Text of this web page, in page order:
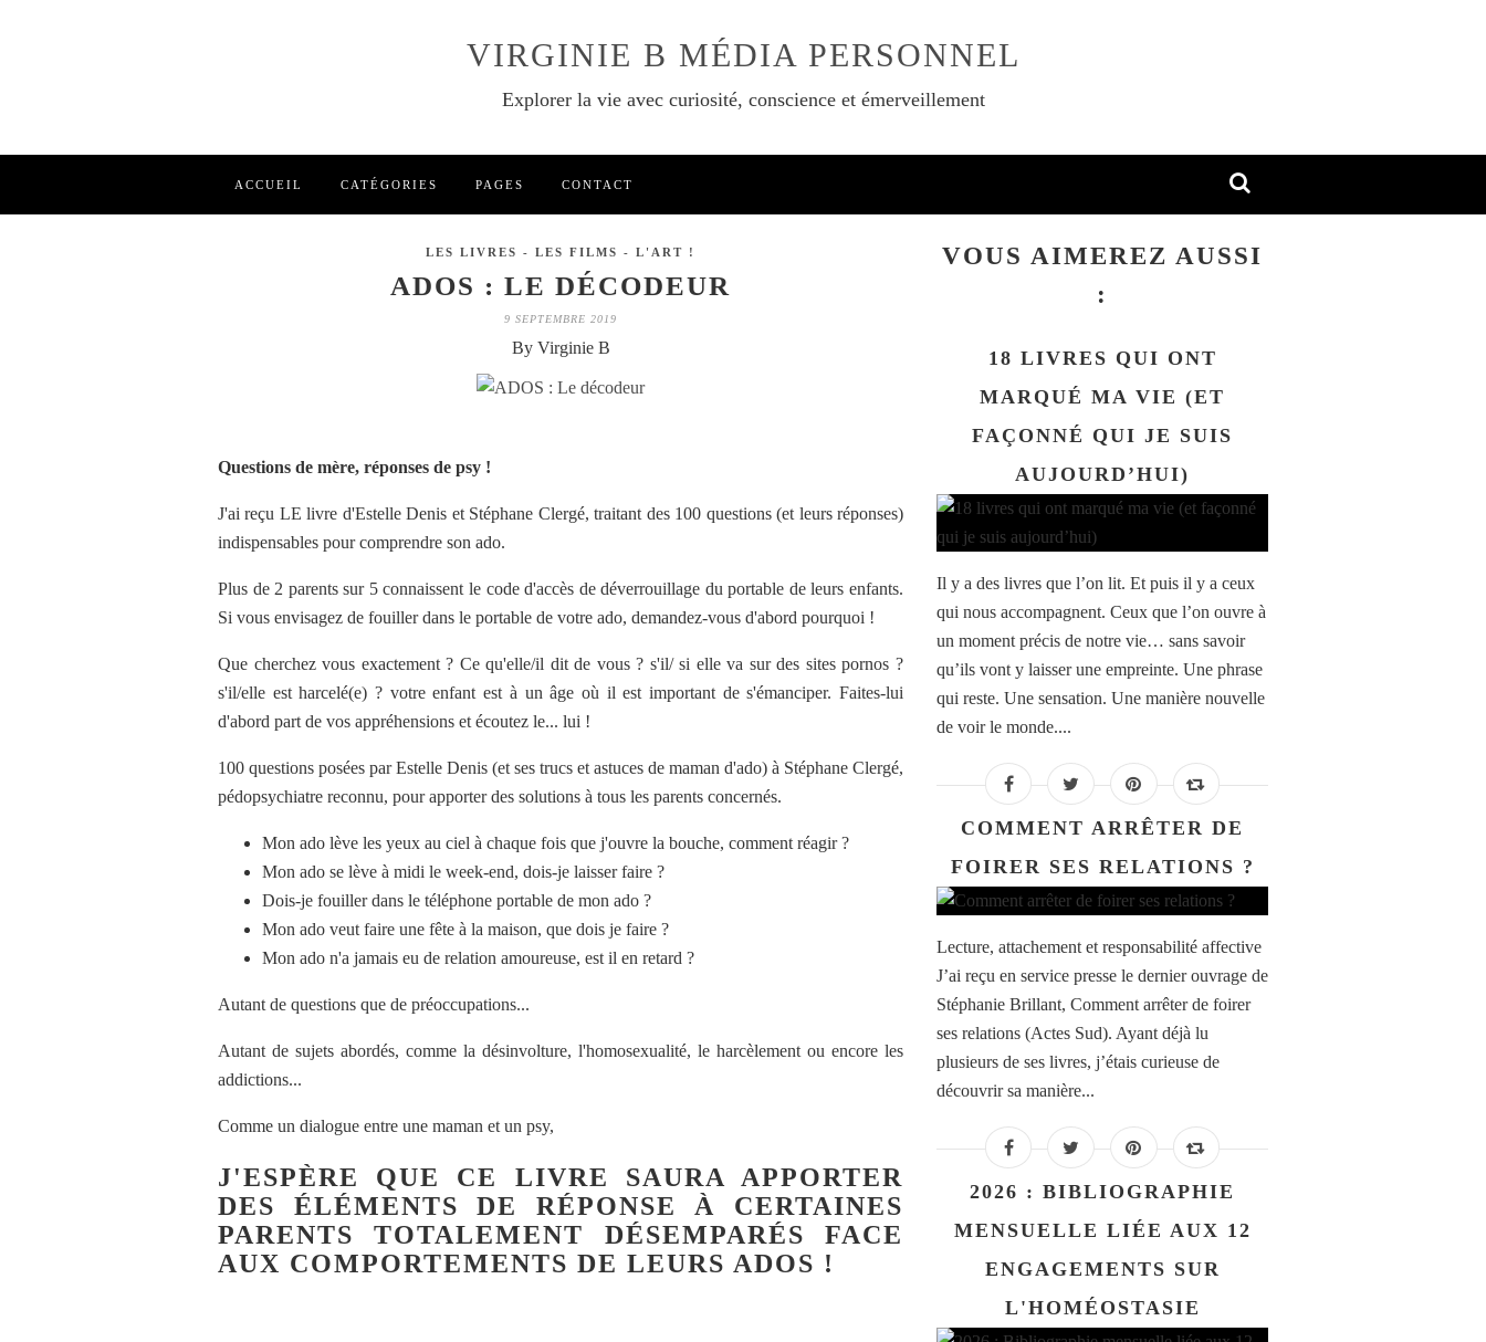
VIRGINIE B MÉDIA PERSONNEL
Explorer la vie avec curiosité, conscience et émerveillement
ACCUEIL CATÉGORIES PAGES CONTACT
LES LIVRES - LES FILMS - L'ART !
ADOS : LE DÉCODEUR
9 SEPTEMBRE 2019
By Virginie B
Questions de mère, réponses de psy !
J'ai reçu LE livre d'Estelle Denis et Stéphane Clergé, traitant des 100 questions (et leurs réponses)
indispensables pour comprendre son ado.
Plus de 2 parents sur 5 connaissent le code d'accès de déverrouillage du portable de leurs enfants.
Si vous envisagez de fouiller dans le portable de votre ado, demandez-vous d'abord pourquoi !
Que cherchez vous exactement ? Ce qu'elle/il dit de vous ? s'il/ si elle va sur des sites pornos ?
s'il/elle est harcelé(e) ? votre enfant est à un âge où il est important de s'émanciper. Faites-lui
d'abord part de vos appréhensions et écoutez le... lui !
100 questions posées par Estelle Denis (et ses trucs et astuces de maman d'ado) à Stéphane Clergé,
pédopsychiatre reconnu, pour apporter des solutions à tous les parents concernés.
Mon ado lève les yeux au ciel à chaque fois que j'ouvre la bouche, comment réagir ?
Mon ado se lève à midi le week-end, dois-je laisser faire ?
Dois-je fouiller dans le téléphone portable de mon ado ?
Mon ado veut faire une fête à la maison, que dois je faire ?
Mon ado n'a jamais eu de relation amoureuse, est il en retard ?
Autant de questions que de préoccupations...
Autant de sujets abordés, comme la désinvolture, l'homosexualité, le harcèlement ou encore les
addictions...
Comme un dialogue entre une maman et un psy,
J'ESPÈRE QUE CE LIVRE SAURA APPORTER
DES ÉLÉMENTS DE RÉPONSE À CERTAINES
PARENTS TOTALEMENT DÉSEMPARÉS FACE
AUX COMPORTEMENTS DE LEURS ADOS !
VOUS AIMEREZ AUSSI
:
18 LIVRES QUI ONT
MARQUÉ MA VIE (ET
FAÇONNÉ QUI JE SUIS
AUJOURD’HUI)
Il y a des livres que l’on lit. Et puis il y a ceux
qui nous accompagnent. Ceux que l’on ouvre à
un moment précis de notre vie… sans savoir
qu’ils vont y laisser une empreinte. Une phrase
qui reste. Une sensation. Une manière nouvelle
de voir le monde....
COMMENT ARRÊTER DE
FOIRER SES RELATIONS ?
Lecture, attachement et responsabilité affective
J’ai reçu en service presse le dernier ouvrage de
Stéphanie Brillant, Comment arrêter de foirer
ses relations (Actes Sud). Ayant déjà lu
plusieurs de ses livres, j’étais curieuse de
découvrir sa manière...
2026 : BIBLIOGRAPHIE
MENSUELLE LIÉE AUX 12
ENGAGEMENTS SUR
L'HOMÉOSTASIE